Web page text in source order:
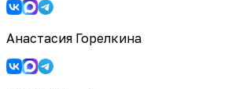
Анастасия Горелкина